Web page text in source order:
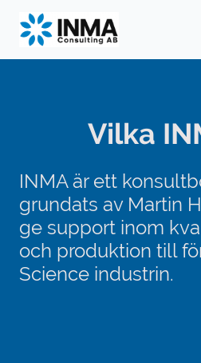
Vilka
INMA är ett
grundats av Martin
ge support inom
och produktion till
Science industrin.